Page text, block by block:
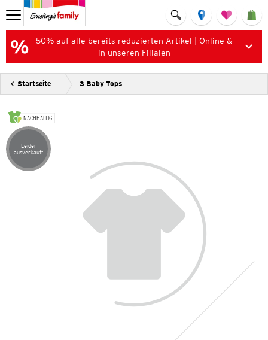
50% auf alle bereits reduzierten Artikel | Online &
in unseren Filialen
Startseite 3 Baby Tops
NACHHALTIG
Artikel leider ausverkauft
Leider
ausverkauft